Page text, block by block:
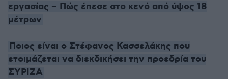
εργασίας – Πώς έπεσε στο κενό από ύψος 18
μέτρων
Ποιος είναι ο Στέφανος Κασσελάκης που
ετοιμάζεται να διεκδικήσει την προεδρία του
ΣΥΡΙΖΑ